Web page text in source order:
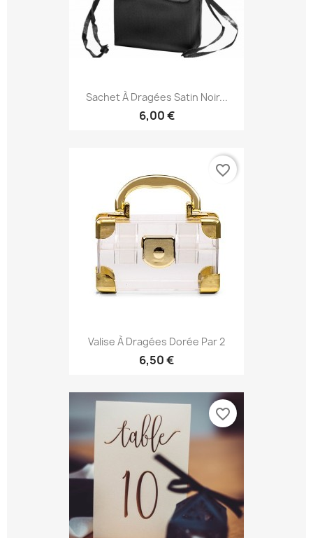
Sachet À Dragées Satin Noir...
6,00 €
Valise À Dragées Dorée Par 2
6,50 €
favorite_border
favorite_border